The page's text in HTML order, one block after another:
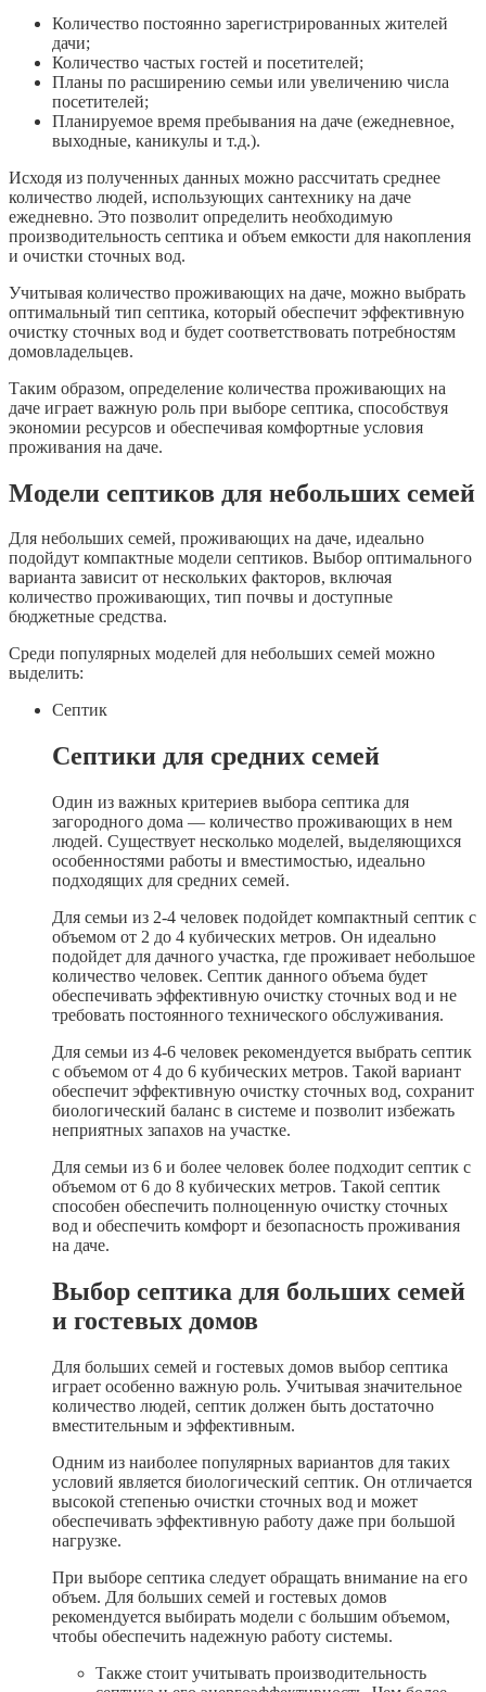
Количество постоянно зарегистрированных жителей
дачи;
Количество частых гостей и посетителей;
Планы по расширению семьи или увеличению числа
посетителей;
Планируемое время пребывания на даче (ежедневное,
выходные, каникулы и т.д.).
Исходя из полученных данных можно рассчитать среднее
количество людей, использующих сантехнику на даче
ежедневно. Это позволит определить необходимую
производительность септика и объем емкости для накопления
и очистки сточных вод.
Учитывая количество проживающих на даче, можно выбрать
оптимальный тип септика, который обеспечит эффективную
очистку сточных вод и будет соответствовать потребностям
домовладельцев.
Таким образом, определение количества проживающих на
даче играет важную роль при выборе септика, способствуя
экономии ресурсов и обеспечивая комфортные условия
проживания на даче.
Модели септиков для небольших семей
Для небольших семей, проживающих на даче, идеально
подойдут компактные модели септиков. Выбор оптимального
варианта зависит от нескольких факторов, включая
количество проживающих, тип почвы и доступные
бюджетные средства.
Среди популярных моделей для небольших семей можно
выделить:
Септик
Септики для средних семей
Один из важных критериев выбора септика для
загородного дома — количество проживающих в нем
людей. Существует несколько моделей, выделяющихся
особенностями работы и вместимостью, идеально
подходящих для средних семей.
Для семьи из 2-4 человек подойдет компактный септик с
объемом от 2 до 4 кубических метров. Он идеально
подойдет для дачного участка, где проживает небольшое
количество человек. Септик данного объема будет
обеспечивать эффективную очистку сточных вод и не
требовать постоянного технического обслуживания.
Для семьи из 4-6 человек рекомендуется выбрать септик
с объемом от 4 до 6 кубических метров. Такой вариант
обеспечит эффективную очистку сточных вод, сохранит
биологический баланс в системе и позволит избежать
неприятных запахов на участке.
Для семьи из 6 и более человек более подходит септик с
объемом от 6 до 8 кубических метров. Такой септик
способен обеспечить полноценную очистку сточных
вод и обеспечить комфорт и безопасность проживания
на даче.
Выбор септика для больших семей
и гостевых домов
Для больших семей и гостевых домов выбор септика
играет особенно важную роль. Учитывая значительное
количество людей, септик должен быть достаточно
вместительным и эффективным.
Одним из наиболее популярных вариантов для таких
условий является биологический септик. Он отличается
высокой степенью очистки сточных вод и может
обеспечивать эффективную работу даже при большой
нагрузке.
При выборе септика следует обращать внимание на его
объем. Для больших семей и гостевых домов
рекомендуется выбирать модели с большим объемом,
чтобы обеспечить надежную работу системы.
Также стоит учитывать производительность